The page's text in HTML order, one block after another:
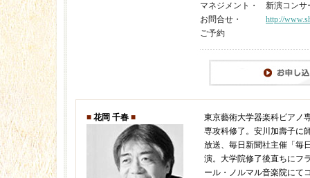
マネジメント・
お問合せ・
ご予約
新演コンサ
http://
■ 花岡 千春 ■
東京藝術大学器楽科ピアノ
専攻科修了。安川加壽子に
放送、毎日新聞社主催「毎
演。大学院修了後直ちにフ
ール・ノルマル音楽院にて